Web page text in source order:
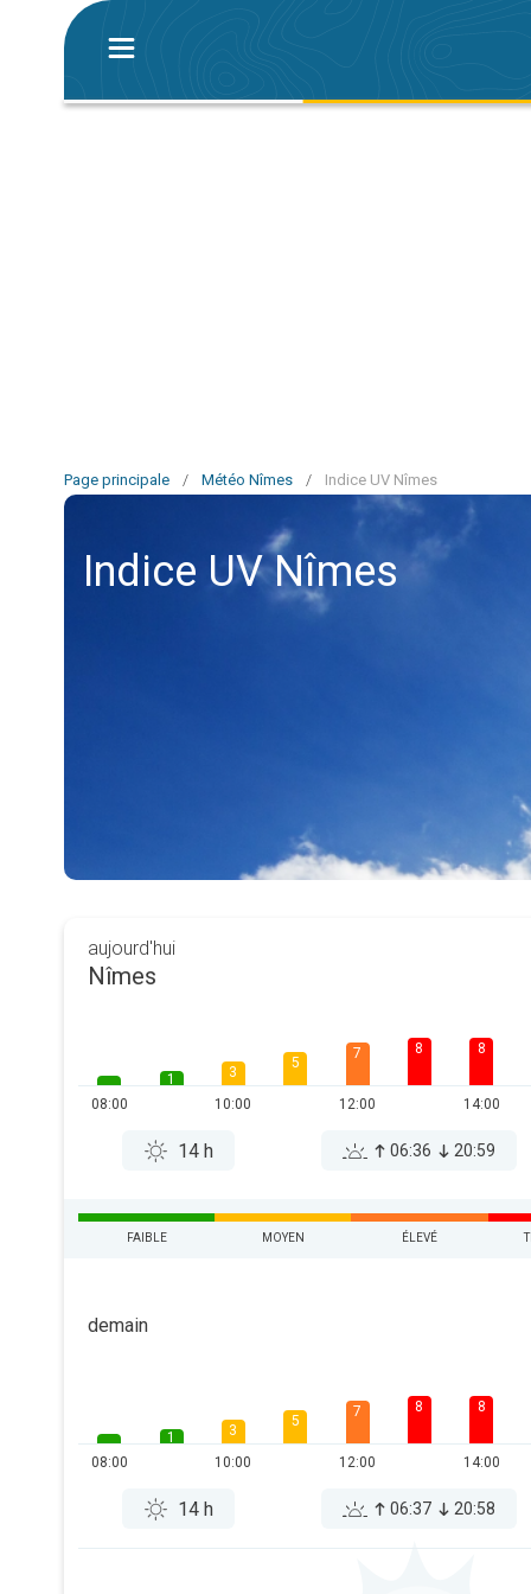
Page principale / Météo Nîmes / Indice UV Nîmes
Indice UV Nîmes
aujourd'hui
Nîmes
08:00
1
3
10:00
5
7
12:00
8 8
14:00
14 h 06:36 20:59
FAIBLE MOYEN ÉLEVÉ
demain
08:00
1
3
10:00
5
7
12:00
8 8
14:00
14 h 06:37 20:58